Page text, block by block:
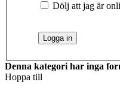
Dölj att jag är
Denna kategori har inga
Hoppa till